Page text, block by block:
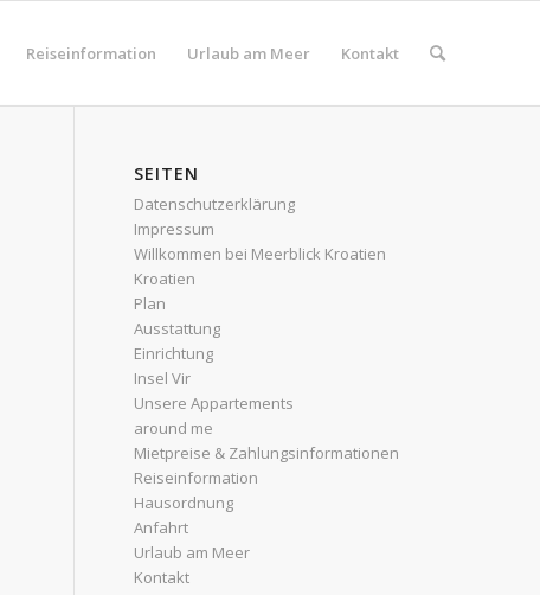
Reiseinformation Urlaub am Meer Kontakt
SEITEN
Datenschutzerklärung
Impressum
Willkommen bei Meerblick Kroatien
Kroatien
Plan
Ausstattung
Einrichtung
Insel Vir
Unsere Appartements
around me
Mietpreise & Zahlungsinformationen
Reiseinformation
Hausordnung
Anfahrt
Urlaub am Meer
Kontakt